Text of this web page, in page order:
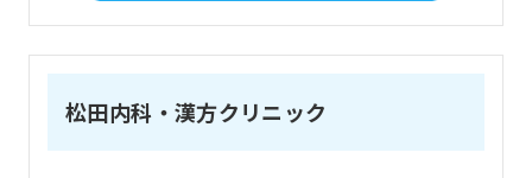
松田内科・漢方クリニック